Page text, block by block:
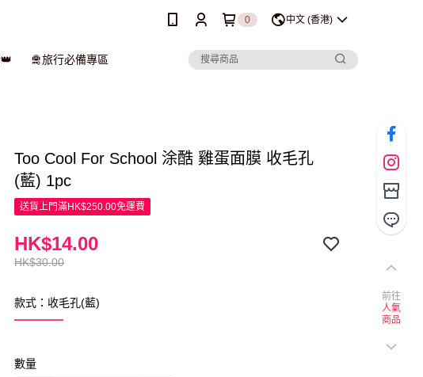
0 中文 (香港)
🛅旅行必備專區
Too Cool For School 涂酷 雞蛋面膜 收毛孔
(藍) 1pc
送貨上門滿HK$250.00免運費
HK$30.00
HK$14.00
款式：收毛孔(藍)
數量
前往
人氣
商品